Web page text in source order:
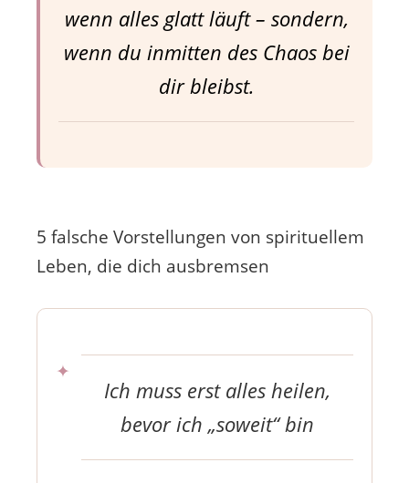
wenn alles glatt läuft – sondern,
wenn du inmitten des Chaos bei
dir bleibst.
5 falsche Vorstellungen von spirituellem
Leben, die dich ausbremsen
Ich muss erst alles heilen,
bevor ich „soweit“ bin